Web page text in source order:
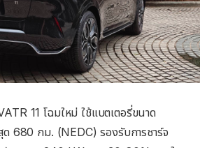
11 โฉมใหม่ ใช้แบตเตอรี่ขนาด
ด 680 กม. (NEDC) รองรับการชาร์จ